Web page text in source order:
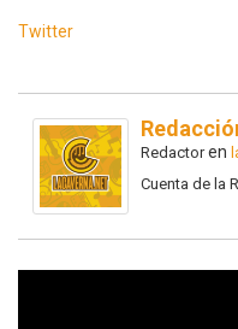
Twitter
Redactoren
Cuenta de la